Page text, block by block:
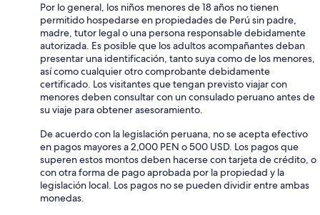
Por lo general, los niños menores de 18 años no tienen
permitido hospedarse en propiedades de Perú sin padre,
madre, tutor legal o una persona responsable debidamente
autorizada. Es posible que los adultos acompañantes deban
presentar una identificación, tanto suya como de los menores,
así como cualquier otro comprobante debidamente
certificado. Los visitantes que tengan previsto viajar con
menores deben consultar con un consulado peruano antes de
su viaje para obtener asesoramiento.
De acuerdo con la legislación peruana, no se acepta efectivo
en pagos mayores a 2,000 PEN o 500 USD. Los pagos que
superen estos montos deben hacerse con tarjeta de crédito, o
con otra forma de pago aprobada por la propiedad y la
legislación local. Los pagos no se pueden dividir entre ambas
monedas.